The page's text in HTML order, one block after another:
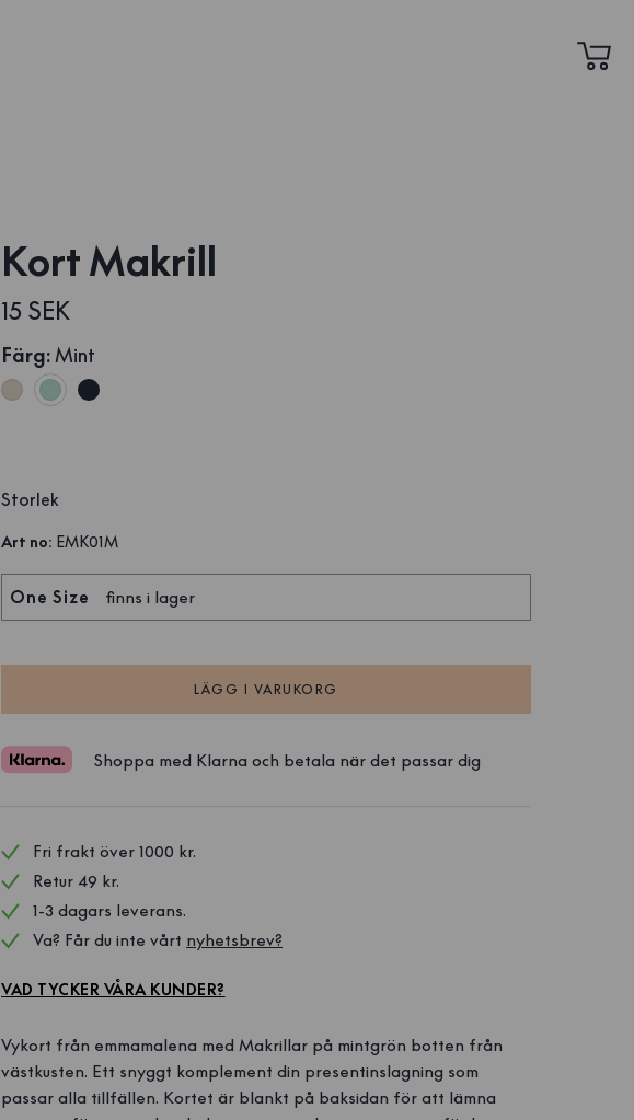
Kort Makrill
15 SEK
Färg:Mint
Storlek
Art no: EMK01M
One Size finns i lager
LÄGG I VARUKORG
Shoppa med Klarna och betala när det passar dig
Fri frakt över 1000 kr.
Retur 49 kr.
1-3 dagars leverans.
Va? Får du inte vårt nyhetsbrev?
VAD TYCKER VÅRA KUNDER?
Vykort från emmamalena med Makrillar på mintgrön botten från
västkusten. Ett snyggt komplement din presentinslagning som
passar alla tillfällen. Kortet är blankt på baksidan för att lämna